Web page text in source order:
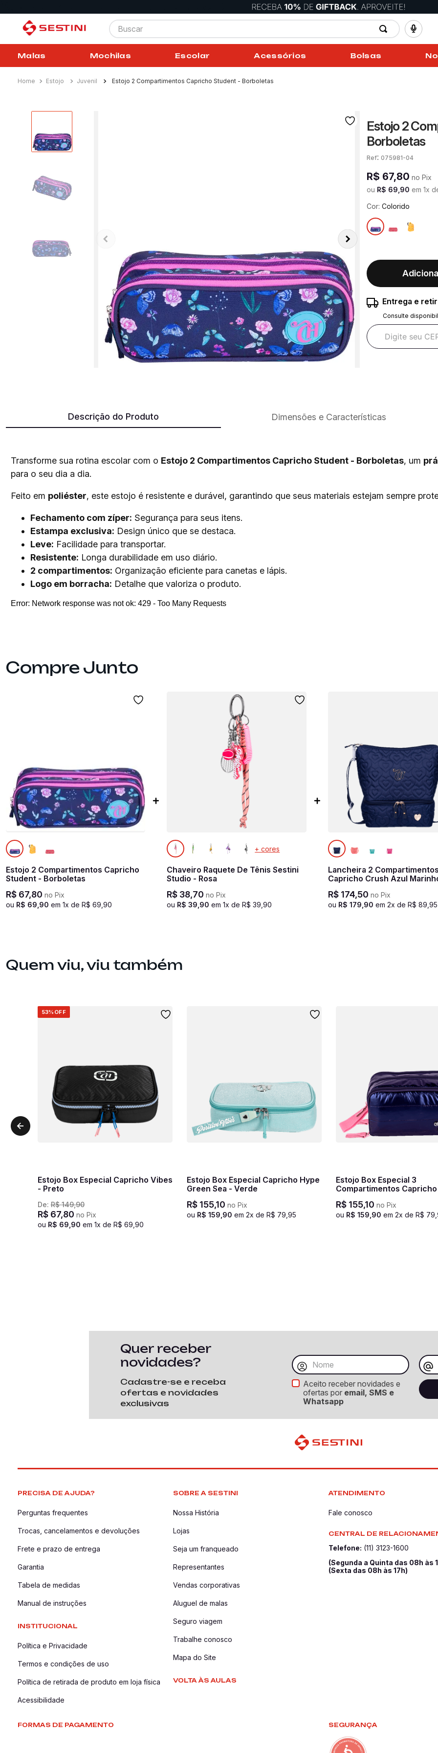
Buscar
Malas Mochilas Escolar Acessórios Bolsas
Estojo Juvenil Estojo 2 Compartimentos Capricho Student - Borboletas
Estojo 2
Borboletas
: 075981-04
R$ 67,80 no Pix
ou R$ 69 90 em 1x
Cor: Colorido
Entrega e
Consulte
Descrição do Produto Dimensões e Características
Transforme sua rotina escolar com o Estojo 2 Compartimentos Capricho Student - Borboletas, um
para o seu dia a dia.
Feito em poliéster, este estojo é resistente e durável, garantindo que seus materiais estejam sempre
Fechamento com zíper: Segurança para seus itens.
Estampa exclusiva: Design único que se destaca.
Leve: Facilidade para transportar.
Resistente: Longa durabilidade em uso diário.
2 compartimentos: Organização eficiente para canetas e lápis.
Logo em borracha: Detalhe que valoriza o produto.
Error: Network response was not ok: 429 - Too Many Requests
Estojo 2 Compartimentos Capricho
Student - Borboletas
R$ 67,80 no Pix
ou R$ 69,90 em 1x de R$ 69,90
+ cores
Chaveiro Raquete De Tênis Sestini
Studio - Rosa
R$ 38,70 no Pix
ou R$ 39,90 em1x de R$ 39,90
Lancheira 2
Capricho Crush Azul
R$ 174,50 no Pix
ou R$ 179,90 em 2x de R$ 89,95
Quem viu, viu também
53% OFF
Estojo Box Especial Capricho Vibes
- Preto
De:R$ 149,90
R$ 67,80 no Pix
ou R$ 69,90 em 1x de R$ 69,90
Estojo Box Especial Capricho Hype
Green Sea - Verde
R$ 155,10 no Pix
ou R$ 159,90 em 2x de R$ 79,95
Estojo Box Especial 3
Compartimentos
Azul - Metálico
R$ 155,10 no Pix
ou R$ 159,90 em 2x de R$ 79,
Quer receber
novidades?
Cadastre-se e receba
ofertas e novidades
exclusivas
Aceito receber novidades e
ofertas por email, SMS e
Whatsapp
PRECISA DE AJUDA?
Perguntas frequentes
Trocas, cancelamentos e devoluções
Frete e prazo de entrega
Garantia
Tabela de medidas
Manual de instruções
INSTITUCIONAL
Política e Privacidade
Termos e condições de uso
Política de retirada de produto em loja física
Acessibilidade
SOBRE A SESTINI
Nossa História
Lojas
Seja um franqueado
Representantes
Vendas corporativas
Aluguel de malas
Seguro viagem
Trabalhe conosco
Mapa do Site
VOLTA ÀS AULAS
ATENDIMENTO
Fale conosco
CENTRAL DE
Telefone: (11) 3123-1600
(Segunda a Quinta das 08h às
(Sexta das 08h às 17h)
FORMAS DE PAGAMENTO SEGURANÇA